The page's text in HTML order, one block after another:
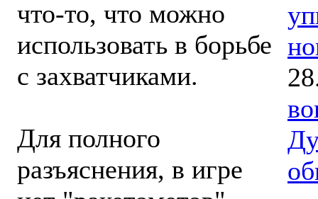
что-то, что можно
использовать в борьбе
с захватчиками.
Для полного
разъяснения, в игре